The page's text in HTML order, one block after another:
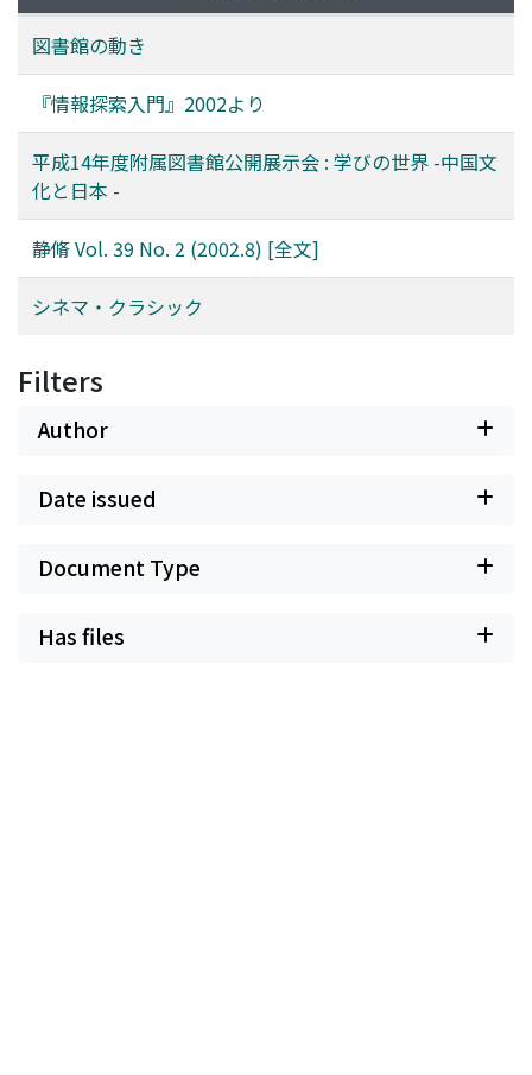
図書館の動き
『情報探索入門』2002より
平成14年度附属図書館公開展示会 : 学びの世界 -中国文
化と日本 -
静脩 Vol. 39 No. 2 (2002.8) [全文]
シネマ・クラシック
Filters
Author
Date issued
Document Type
Has files